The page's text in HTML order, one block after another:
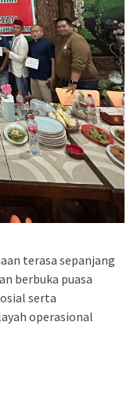
terasa sepanjang
berbuka puasa
serta
operasional